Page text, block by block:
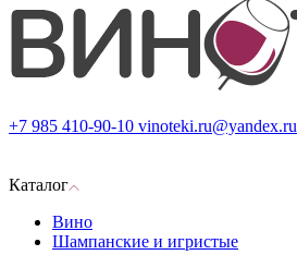
+7 985 410-90-10 vinoteki.ru@yandex.ru
Каталог
Вино
Шампанские и игристые